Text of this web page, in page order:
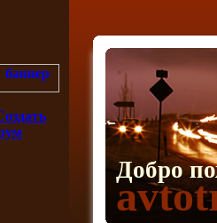
Добро